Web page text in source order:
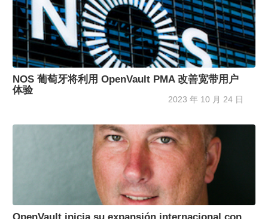
NOS 葡萄牙将利用 OpenVault PMA 改善宽带用户
体验
2023 年 10 月 24 日
OpenVault inicia su expansión internacional con